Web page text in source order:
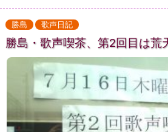
勝島 歌声日記
勝島・歌声喫茶、第2回目は荒